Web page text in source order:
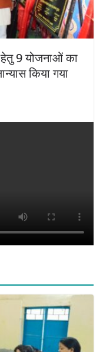
हेतु 9 योजनाओं का
किया गया